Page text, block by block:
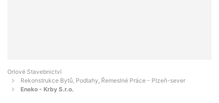
Orlové Stavebnictví
Rekonstrukce Bytů, Podlahy, Řemeslné Práce - Plzeň-sever
Eneko - Krby S.r.o.